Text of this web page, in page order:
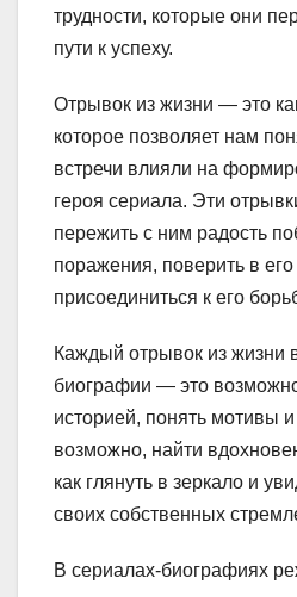
трудности, которые они
пути к успеху.
Отрывок из жизни — это
которое позволяет нам
встречи влияли на
героя сериала. Эти
пережить с ним радость
поражения, поверить в
присоединиться к его
Каждый отрывок из жизни
биографии — это
историей, понять мотивы и
возможно, найти
как глянуть в зеркало и
своих собственных
В сериалах-биографиях